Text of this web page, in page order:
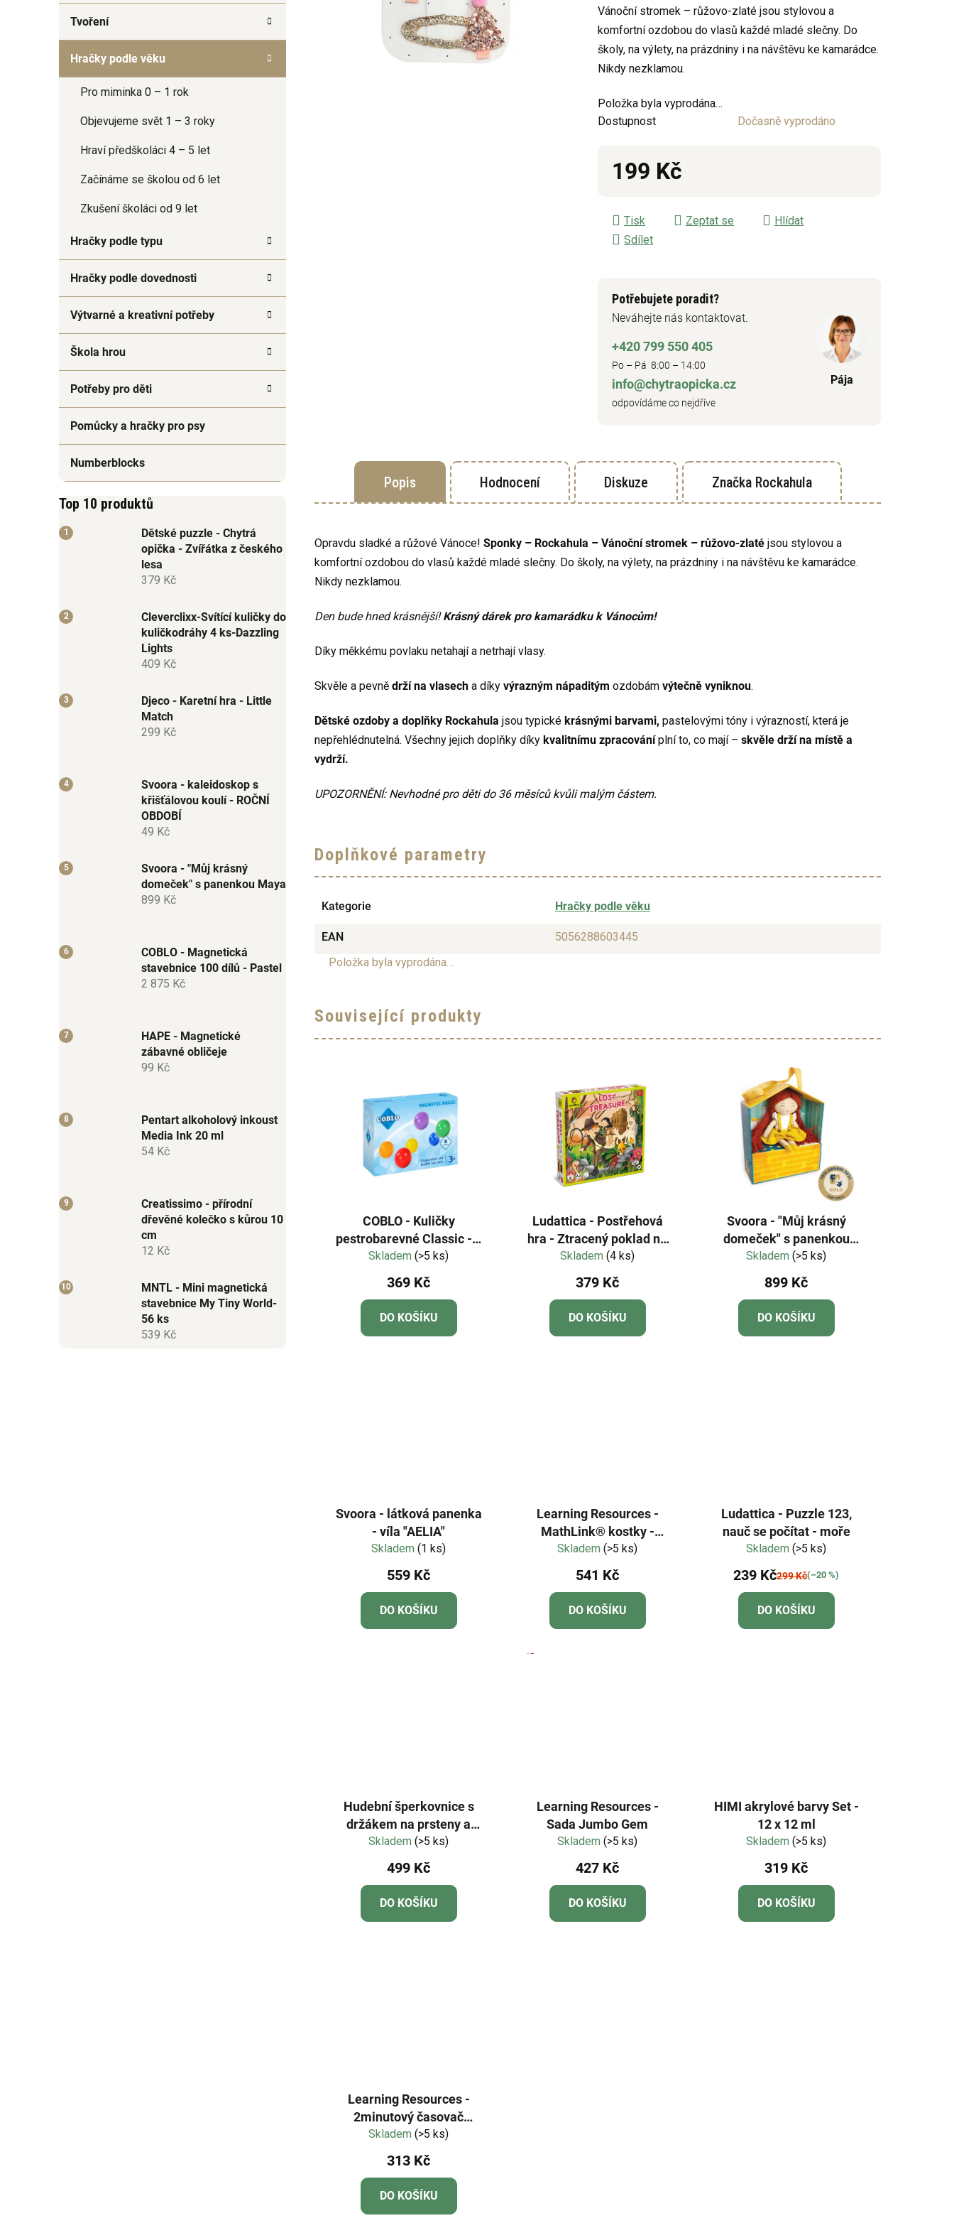
Tvoření
Hračky podle věku
Pro miminka 0 – 1 rok
Objevujeme svět 1 – 3 roky
Hraví předškoláci 4 – 5 let
Začínáme se školou od 6 let
Zkušení školáci od 9 let
Hračky podle typu
Hračky podle dovednosti
Výtvarné a kreativní potřeby
Škola hrou
Potřeby pro děti
Pomůcky a hračky pro psy
Numberblocks
Top 10 produktů
Dětské puzzle - Chytrá
opička - Zvířátka z českého
lesa
379 Kč
Cleverclixx-Svítící kuličky do
kuličkodráhy 4 ks-Dazzling
Lights
409 Kč
Djeco - Karetní hra - Little
Match
299 Kč
Svoora - kaleidoskop s
křišťálovou koulí - ROČNÍ
OBDOBÍ
49 Kč
Svoora - "Můj krásný
domeček" s panenkou Maya
899 Kč
COBLO - Magnetická
stavebnice 100 dílů - Pastel
2 875 Kč
HAPE - Magnetické
zábavné obličeje
99 Kč
Pentart alkoholový inkoust
Media Ink 20 ml
54 Kč
Creatissimo - přírodní
dřevěné kolečko s kůrou 10
cm
12 Kč
MNTL - Mini magnetická
stavebnice My Tiny World-
56 ks
539 Kč
0,0
z
5
hvězdiček.
Vánoční stromek – růžovo-zlaté jsou stylovou a
komfortní ozdobou do vlasů každé mladé slečny. Do
školy, na výlety, na prázdniny i na návštěvu ke kamarádce.
Nikdy nezklamou.
Položka byla vyprodána…
Dostupnost
Dočasně vyprodáno
199 Kč
Tisk Zeptat se
Hlídat
Sdílet
Potřebujete poradit?
Neváhejte nás kontaktovat.
+420 799 550 405
Po – Pá 8:00 – 14:00
info@chytraopicka.cz
odpovídáme co nejdříve
Pája
Popis Hodnocení Diskuze ZnačkaRockahula
Opravdu sladké a růžové Vánoce! Sponky – Rockahula – Vánoční stromek – růžovo-zlaté jsou stylovou a
komfortní ozdobou do vlasů každé mladé slečny. Do školy, na výlety, na prázdniny i na návštěvu ke kamarádce.
Nikdy nezklamou.
Den bude hned krásnější!Krásný dárek pro kamarádku k Vánocům!
Díky měkkému povlaku netahají a netrhají vlasy.
Skvěle a pevně drží na vlasech a díky výrazným nápaditým ozdobám výtečně vyniknou.
Dětské ozdoby a doplňky Rockahula jsou typické krásnými barvami, pastelovými tóny i výrazností, která je
nepřehlédnutelná. Všechny jejich doplňky díky kvalitnímu zpracováníplní to, co mají – skvěle drží na místě a
vydrží.
UPOZORNĚNÍ: Nevhodné pro děti do 36 měsíců kvůli malým částem.
Doplňkové parametry
Kategorie Hračky podle věku
EAN
5056288603445
Položka byla vyprodána…
Související produkty
COBLO - Kuličky
pestrobarevné Classic - 6
kusů
Skladem(>5 ks)
369 Kč
DO KOŠÍKU
Ludattica - Postřehová
hra - Ztracený poklad na
způsob Dobble
Skladem(4 ks)
379 Kč
DO KOŠÍKU
Svoora - "Můj krásný
domeček" s panenkou
Lora
Skladem(>5 ks)
899 Kč
DO KOŠÍKU
Svoora - látková panenka
- víla "AELIA"
Skladem(1 ks)
559 Kč
DO KOŠÍKU
Learning Resources -
MathLink® kostky -
hlavolamová výzva
Skladem(>5 ks)
541 Kč
DO KOŠÍKU
Ludattica - Puzzle 123,
nauč se počítat - moře
Skladem(>5 ks)
239 Kč299 Kč(–20 %)
DO KOŠÍKU
Hudební šperkovnice s
držákem na prsteny a
širokým zrcadlem Léto
Skladem(>5 ks)
499 Kč
DO KOŠÍKU
Learning Resources -
Sada Jumbo Gem
Skladem(>5 ks)
427 Kč
DO KOŠÍKU
HIMI akrylové barvy Set -
12 x 12 ml
Skladem(>5 ks)
319 Kč
DO KOŠÍKU
Learning Resources -
2minutový časovač
čištění zubů
Skladem(>5 ks)
313 Kč
DO KOŠÍKU